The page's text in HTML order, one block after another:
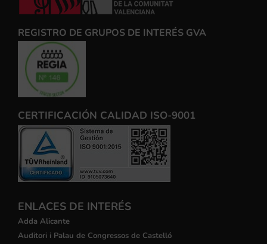
REGISTRO DE GRUPOS DE INTERÉS GVA
CERTIFICACIÓN CALIDAD ISO-9001
ENLACES DE INTERÉS
Adda Alicante
Auditori i Palau de Congressos de Castelló